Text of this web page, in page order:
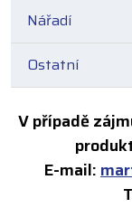
Nářadí
Ostatní
V případě
E-mail: